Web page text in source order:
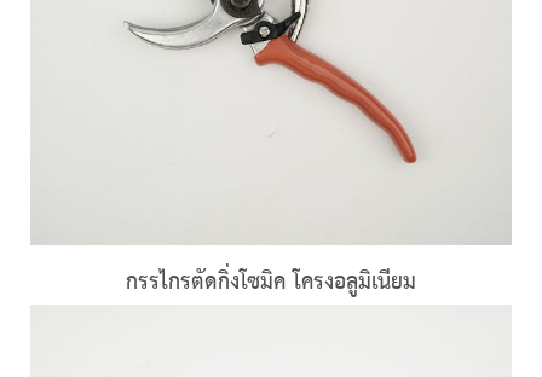
กรรไกรตัดกิ่งโซมิค โครงอลูมิเนียม